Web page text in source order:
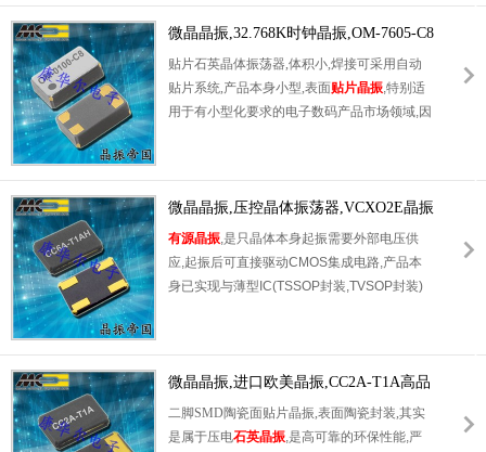
在办公自动化,家电相关电器领域及
Bluetooth,WirelessLAN等短距离无线通信领
域可发挥优良的电气特性,满足无铅焊接的回流
温度曲线要求.
微晶晶振,32.768K时钟晶振,OM-7605-C8
振荡器
贴片石英晶体振荡器,体积小,焊接可采用自动
贴片系统,产品本身小型,表面贴片晶振,特别适
用于有小型化要求的电子数码产品市场领域,因
晶振产品本身可发挥优良的电气特性,满足无铅
焊接的高温回流温度曲线要求.
微晶晶振,压控晶体振荡器,VCXO2E晶振
有源晶振,是只晶体本身起振需要外部电压供
应,起振后可直接驱动CMOS集成电路,产品本
身已实现与薄型IC(TSSOP封装,TVSOP封装)
(无铅对应)产品有几种电压供选
1.8V,2.5V,3V3.3V,5V,以应对不同IC产品需要.
微晶晶振,进口欧美晶振,CC2A-T1A高品
质晶振
二脚SMD陶瓷面贴片晶振,表面陶瓷封装,其实
是属于压电石英晶振,是高可靠的环保性能,严